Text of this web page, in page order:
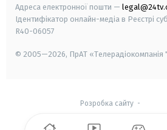
Адреса електронної пошти —
Ідентифікатор онлайн-медіа в Реєстрі
R40-06057
© 2005—2026, ПрАТ
Розробка сайту-